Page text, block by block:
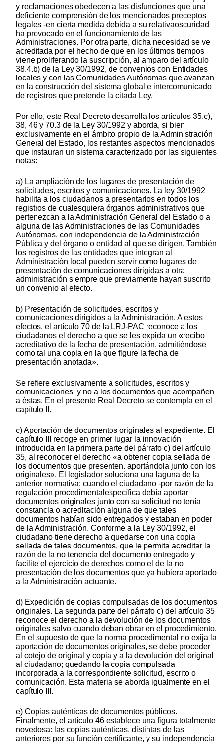
y reclamaciones obedecen a las disfunciones que una
deficiente comprensión de los mencionados preceptos
legales -en cierta medida debida a su relativaoscuridad
ha provocado en el funcionamiento de las
Administraciones. Por otra parte, dicha necesidad se ve
acreditada por el hecho de que en los últimos tiempos
viene proliferando la suscripción, al amparo del artículo
38.4.b) de la Ley 30/1992, de convenios con Entidades
locales y con las Comunidades Autónomas que avanzan
en la construcción del sistema global e intercomunicado
de registros que pretende la citada Ley.
Por ello, este Real Decreto desarrolla los artículos 35.c),
38, 46 y 70.3 de la Ley 30/1992 y aborda, si bien
exclusivamente en el ámbito propio de la Administración
General del Estado, los restantes aspectos mencionados
que instauran un sistema caracterizado por las siguientes
notas:
a) La ampliación de los lugares de presentación de
solicitudes, escritos y comunicaciones. La ley 30/1992
habilita a los ciudadanos a presentarlos en todos los
registros de cualesquiera órganos administrativos que
pertenezcan a la Administración General del Estado o a
alguna de las Administraciones de las Comunidades
Autónomas, con independencia de la Administración
Pública y del órgano o entidad al que se dirigen. También
los registros de las entidades que integran al
Administración local pueden servir como lugares de
presentación de comunicaciones dirigidas a otra
administración siempre que previamente hayan suscrito
un convenio al efecto.
b) Presentación de solicitudes, escritos y
comunicaciones dirigidos a la Administración. A estos
efectos, el artículo 70 de la LRJ-PAC reconoce a los
ciudadanos el derecho a que se les expida un «recibo
acreditativo de la fecha de presentación, admitiéndose
como tal una copia en la que figure la fecha de
presentación anotada».
Se refiere exclusivamente a solicitudes, escritos y
comunicaciones; y no a los documentos que acompañen
a éstas. En el presente Real Decreto se contempla en el
capítulo II.
c) Aportación de documentos originales al expediente. El
capítulo III recoge en primer lugar la innovación
introducida en la primera parte del párrafo c) del artículo
35, al reconocer el derecho «a obtener copia sellada de
los documentos que presenten, aportándola junto con los
originales». El legislador soluciona una laguna de la
anterior normativa: cuando el ciudadano -por razón de la
regulación procedimentalespecífica debía aportar
documentos originales junto con su solicitud no tenía
constancia o acreditación alguna de que tales
documentos habían sido entregados y estaban en poder
de la Administración. Conforme a la Ley 30/1992, el
ciudadano tiene derecho a quedarse con una copia
sellada de tales documentos, que le permita acreditar la
razón de la no tenencia del documento entregado y
facilite el ejercicio de derechos como el de la no
presentación de los documentos que ya hubiera aportado
a la Administración actuante.
d) Expedición de copias compulsadas de los documentos
originales. La segunda parte del párrafo c) del artículo 35
reconoce el derecho a la devolución de los documentos
originales salvo cuando deban obrar en el procedimiento.
En el supuesto de que la norma procedimental no exija la
aportación de documentos originales, se debe proceder
al cotejo de original y copia y a la devolución del original
al ciudadano; quedando la copia compulsada
incorporada a la correspondiente solicitud, escrito o
comunicación. Esta materia se aborda igualmente en el
capítulo III.
e) Copias auténticas de documentos públicos.
Finalmente, el artículo 46 establece una figura totalmente
novedosa: las copias auténticas, distintas de las
anteriores por su función certificante, y su independencia